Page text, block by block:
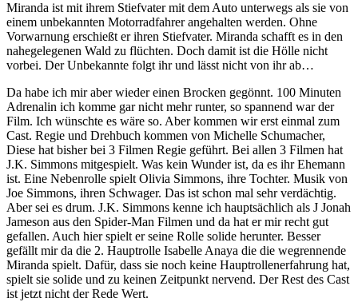
Miranda ist mit ihrem Stiefvater mit dem Auto unterwegs als sie von
einem unbekannten Motorradfahrer angehalten werden. Ohne
Vorwarnung erschießt er ihren Stiefvater. Miranda schafft es in den
nahegelegenen Wald zu flüchten. Doch damit ist die Hölle nicht
vorbei. Der Unbekannte folgt ihr und lässt nicht von ihr ab…
Da habe ich mir aber wieder einen Brocken gegönnt. 100 Minuten
Adrenalin ich komme gar nicht mehr runter, so spannend war der
Film. Ich wünschte es wäre so. Aber kommen wir erst einmal zum
Cast. Regie und Drehbuch kommen von Michelle Schumacher,
Diese hat bisher bei 3 Filmen Regie geführt. Bei allen 3 Filmen hat
J.K. Simmons mitgespielt. Was kein Wunder ist, da es ihr Ehemann
ist. Eine Nebenrolle spielt Olivia Simmons, ihre Tochter. Musik von
Joe Simmons, ihren Schwager. Das ist schon mal sehr verdächtig.
Aber sei es drum. J.K. Simmons kenne ich hauptsächlich als J Jonah
Jameson aus den Spider-Man Filmen und da hat er mir recht gut
gefallen. Auch hier spielt er seine Rolle solide herunter. Besser
gefällt mir da die 2. Hauptrolle Isabelle Anaya die die wegrennende
Miranda spielt. Dafür, dass sie noch keine Hauptrollenerfahrung hat,
spielt sie solide und zu keinen Zeitpunkt nervend. Der Rest des Cast
ist jetzt nicht der Rede Wert.